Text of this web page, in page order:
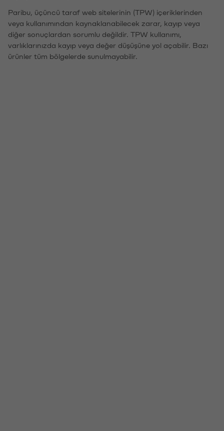
Paribu, üçüncü taraf web sitelerinin (TPW) içeriklerinden
veya kullanımından kaynaklanabilecek zarar, kayıp veya
diğer sonuçlardan sorumlu değildir. TPW kullanımı,
varlıklarınızda kayıp veya değer düşüşüne yol açabilir. Bazı
ürünler tüm bölgelerde sunulmayabilir.